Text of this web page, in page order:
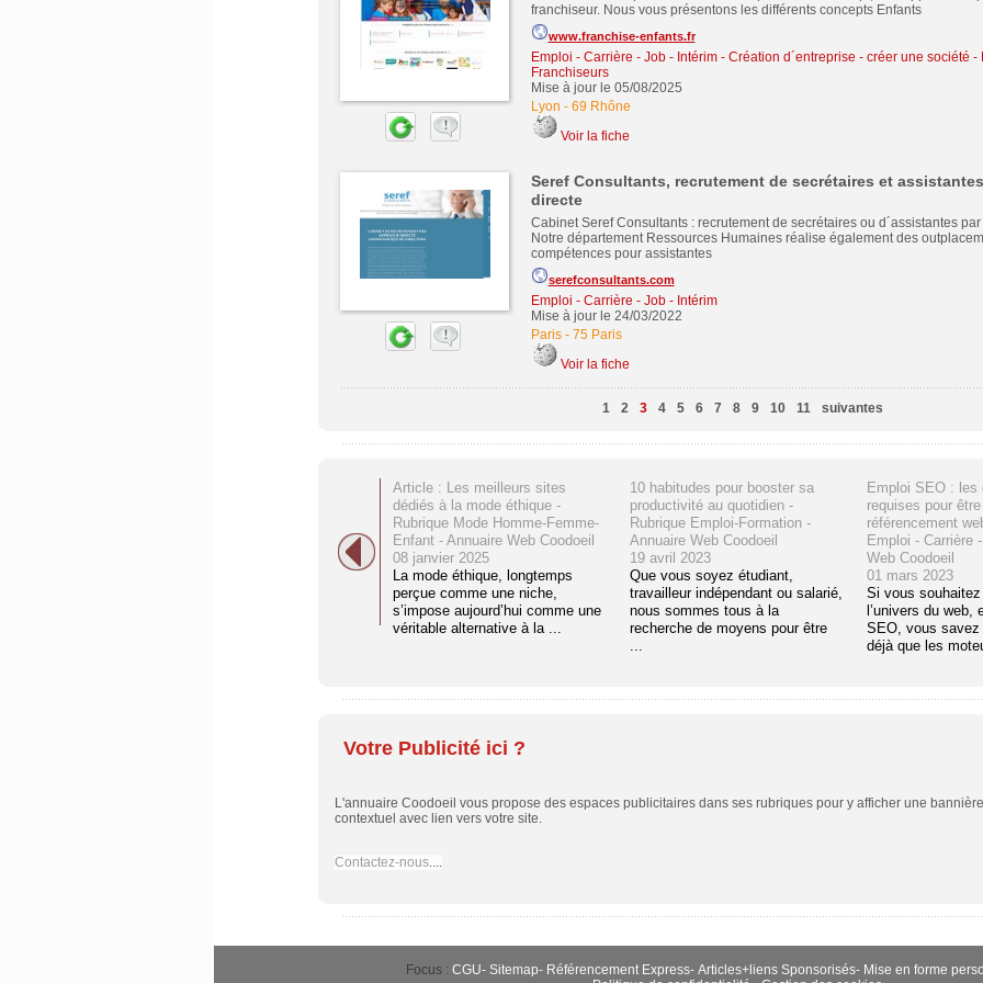
franchiseur. Nous vous présentons les différents concepts Enfants
www.franchise-enfants.fr
Emploi - Carrière - Job - Intérim- Création d´entreprise - créer une société -
Franchiseurs
Mise à jour le 05/08/2025
Lyon - 69 Rhône
Voir la fiche
Seref Consultants, recrutement de secrétaires et
directe
Cabinet Seref Consultants : recrutement de secrétaires ou d´assistantes
Notre département Ressources Humaines réalise également des
compétences pour assistantes
serefconsultants.com
Emploi - Carrière - Job - Intérim
Mise à jour le 24/03/2022
Paris- 75 Paris
Voir la fiche
1 2 3 4 5 6 7 8 9 10 11 suivantes
Article : Les meilleurs sites
dédiés à la mode éthique -
Rubrique Mode Homme-Femme-
Enfant - Annuaire Web Coodoeil
08 janvier 2025
La mode éthique, longtemps
perçue comme une niche,
s’impose aujourd’hui comme une
véritable alternative à la ...
10 habitudes pour booster sa
productivité au quotidien -
Rubrique Emploi-Formation -
Annuaire Web Coodoeil
19 avril 2023
Que vous soyez étudiant,
travailleur indépendant ou salarié,
nous sommes tous à la
recherche de moyens pour être
...
Emploi SEO : les
requises pour
référencement
Emploi - Carrière
Web Coodoeil
01 mars 2023
Si vous
l’univers du web,
SEO, vous savez
déjà que les
Votre Publicité ici ?
L'annuaire Coodoeil vous propose des espaces publicitaires dans ses rubriques pour y afficher une
contextuel avec lien vers votre site.
Contactez-nous....
Focus : CGU- Sitemap- Référencement Express- Articles+liens Sponsorisés- Mise en forme